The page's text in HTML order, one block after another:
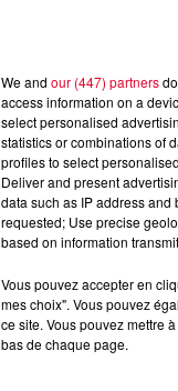
We and our (447) partners
access information on a
select personalised
statistics or combinations of
profiles to select
Deliver and present
data such as IP address
requested; Use precise
based on information
Vous pouvez accepter en
mes choix". Vous pouvez
ce site. Vous pouvez mettre
bas de chaque page.